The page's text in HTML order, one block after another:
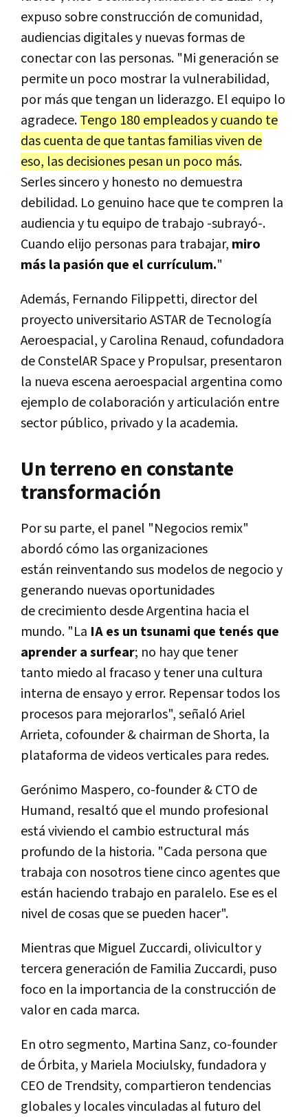
expuso sobre construcción de comunidad,
audiencias digitales y nuevas formas de
conectar con las personas. "Mi generación se
permite un poco mostrar la vulnerabilidad,
por más que tengan un liderazgo. El equipo lo
agradece.Tengo 180 empleados y cuando te
das cuenta de que tantas familias viven de
eso, las decisiones pesan un poco más.
Serles sincero y honesto no demuestra
debilidad. Lo genuino hace que te compren la
audiencia y tu equipo de trabajo -subrayó-.
Cuando elijo personas para trabajar, miro
más la pasión que el currículum."
Además, Fernando Filippetti, director del
proyecto universitario ASTAR de Tecnología
Aeroespacial, y Carolina Renaud, cofundadora
de ConstelAR Space y Propulsar, presentaron
la nueva escena aeroespacial argentina como
ejemplo de colaboración y articulación entre
sector público, privado y la academia.
Un terreno en constante
transformación
Por su parte, el panel "Negocios remix"
abordó cómo las organizaciones
están reinventando sus modelos de negocio y
generando nuevas oportunidades
de crecimiento desde Argentina hacia el
mundo. "La IA es un tsunami que tenés que
aprender a surfear; no hay que tener
tanto miedo al fracaso y tener una cultura
interna de ensayo y error. Repensar todos los
procesos para mejorarlos", señaló Ariel
Arrieta, cofounder & chairman de Shorta, la
plataforma de videos verticales para redes.
Gerónimo Maspero, co-founder & CTO de
Humand, resaltó que el mundo profesional
está viviendo el cambio estructural más
profundo de la historia. "Cada persona que
trabaja con nosotros tiene cinco agentes que
están haciendo trabajo en paralelo. Ese es el
nivel de cosas que se pueden hacer".
Mientras que Miguel Zuccardi, olivicultor y
tercera generación de Familia Zuccardi, puso
foco en la importancia de la construcción de
valor en cada marca.
En otro segmento, Martina Sanz, co-founder
de Órbita, y Mariela Mociulsky, fundadora y
CEO de Trendsity, compartieron tendencias
globales y locales vinculadas al futuro del